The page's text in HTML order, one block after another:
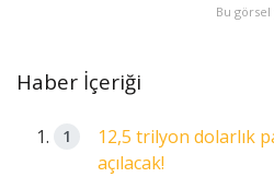
Bu
Haber İçeriği
12,5 trilyon dolarlık
açılacak!